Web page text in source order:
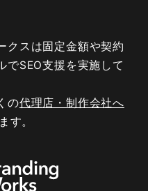
クスは固定金額や契約
でSEO支援を実施して
の代理店・制作会社へ
す。